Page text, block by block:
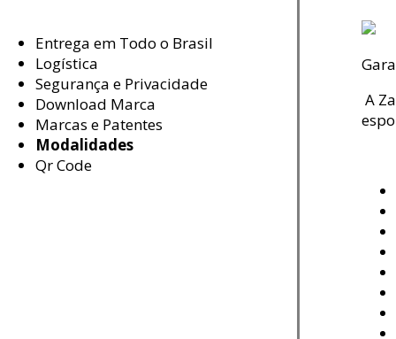
Entrega em Todo o Brasil
Logística
Segurança e Privacidade
Download Marca
Marcas e Patentes
Modalidades
Qr Code
A